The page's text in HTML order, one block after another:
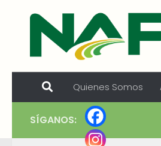
Skip to content
Quienes Somos
SÍGANOS: